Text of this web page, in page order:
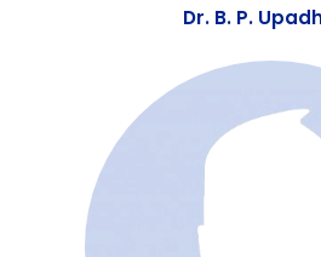
Dr. B. P.